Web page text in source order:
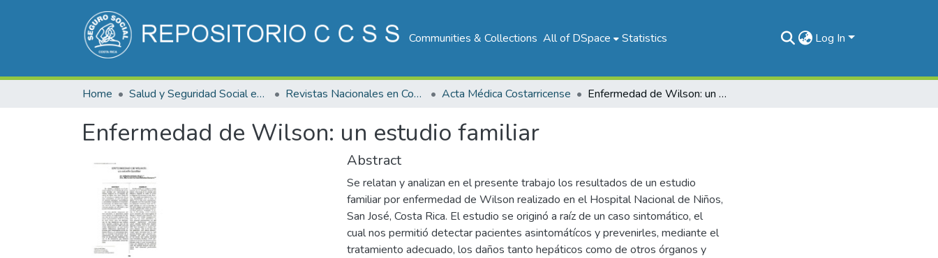
Communities & Collections All of DSpace Statistics Log In
Home Salud y Seguridad Social en Costa Rica Revistas Nacionales en Costa Rica Acta Médica Costarricense Enfermedad de Wilson: un estudio familiar
Enfermedad de Wilson: un estudio familiar
Abstract
Se relatan y analizan en el presente trabajo los resultados de un estudio
familiar por enfermedad de Wilson realizado en el Hospital Nacional de Niños,
San José, Costa Rica. El estudio se originó a raíz de un caso sintomático, el
cual nos permitió detectar pacientes asintomátícos y prevenirles, mediante el
tratamiento adecuado, los daños tanto hepáticos como de otros órganos y